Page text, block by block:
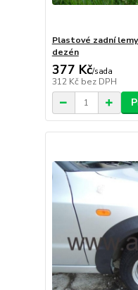
Plastové zadní
dezén
377 Kč/sada
312 Kč bez DPH